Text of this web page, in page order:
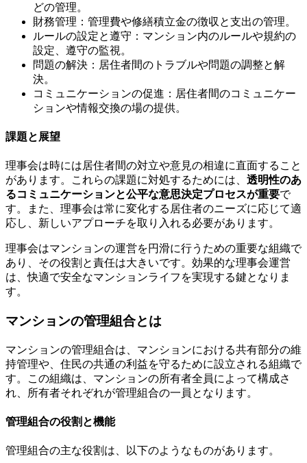
マンションの管理組合とは
どの管理。
財務管理：管理費や修繕積立金の徴収と支出の管理。
ルールの設定と遵守：マンション内のルールや規約の
設定、遵守の監視。
問題の解決：居住者間のトラブルや問題の調整と解
決。
コミュニケーションの促進：居住者間のコミュニケー
ションや情報交換の場の提供。
課題と展望
理事会は時には居住者間の対立や意見の相違に直面すること
があります。これらの課題に対処するためには、 透明性のあ
るコミュニケーションと公平な意思決定プロセスが重要で
す。また、理事会は常に変化する居住者のニーズに応じて適
応し、新しいアプローチを取り入れる必要があります。
理事会はマンションの運営を円滑に行うための重要な組織で
あり、その役割と責任は大きいです。効果的な理事会運営
は、快適で安全なマンションライフを実現する鍵となりま
す。
マンションの管理組合とは
マンションの管理組合は、マンションにおける共有部分の維
持管理や、住民の共通の利益を守るために設立される組織で
す。この組織は、マンションの所有者全員によって構成さ
れ、所有者それぞれが管理組合の一員となります。
管理組合の役割と機能
管理組合の主な役割は、以下のようなものがあります。